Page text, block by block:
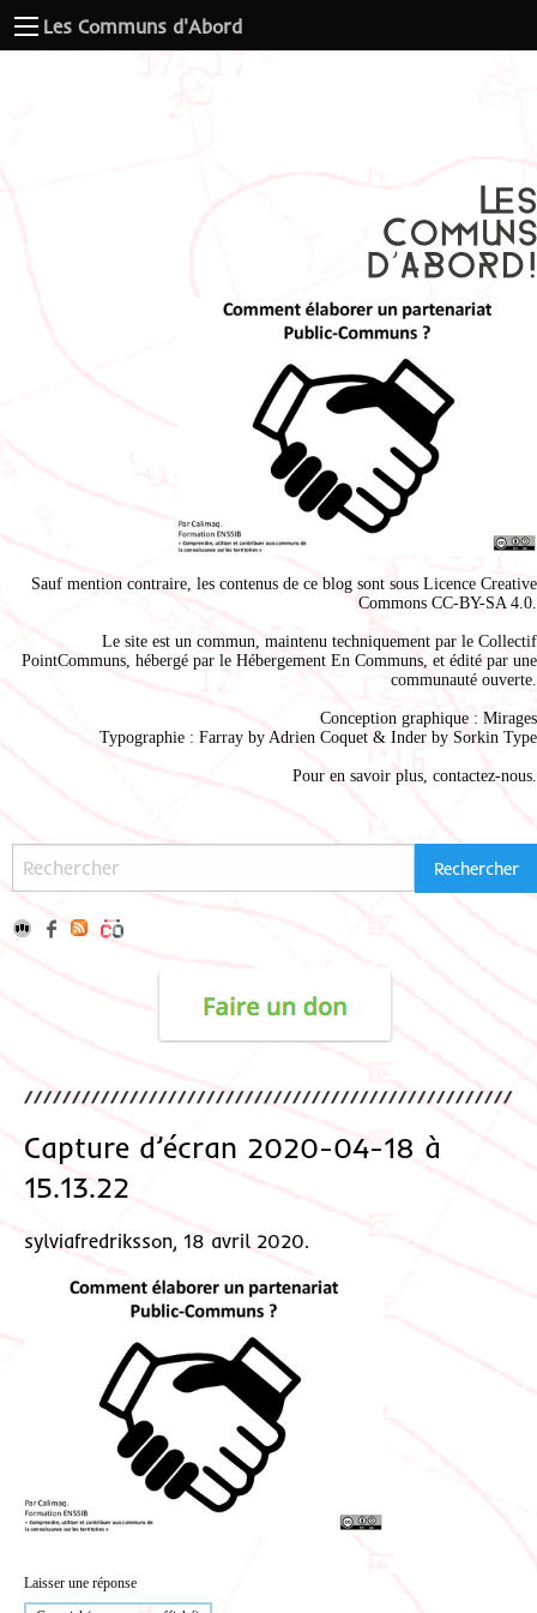
Les Communs d'Abord
Sauf mention contraire, les contenus de ce blog sont sous Licence Creative
Commons CC-BY-SA 4.0.
Le site est un commun, maintenu techniquement par le Collectif
PointCommuns, hébergé par le Hébergement En Communs, et édité par une
communauté ouverte.
Conception graphique : Mirages
Typographie : Farray by Adrien Coquet & Inder by Sorkin Type
Pour en savoir plus, contactez-nous.
Capture d’écran 2020-04-18 à
15.13.22
sylviafredriksson, 18 avril 2020.
Laisser une réponse